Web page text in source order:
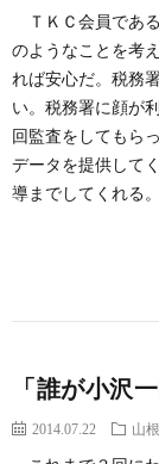
ＴＫＣ会員であ
のようなことを考
れば安心だ。税務
い。税務署に顔が
回監査をしてもら
データを提供して
導までしてくれる
「誰が小沢
2014.07.22 山